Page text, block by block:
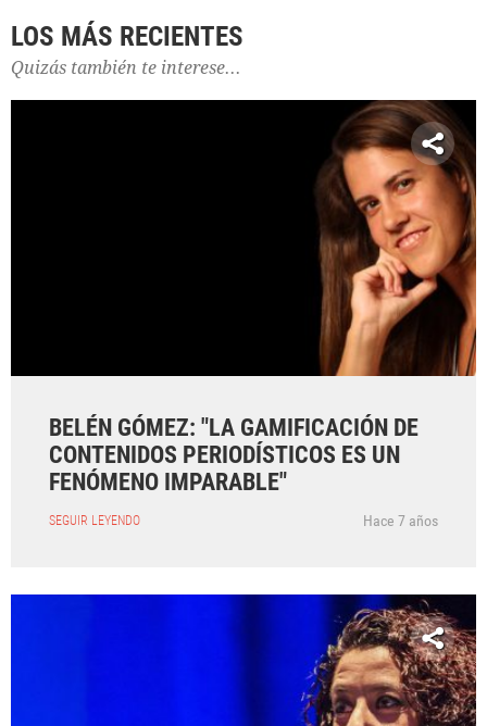
LOS MÁS RECIENTES
Quizás también te interese...
BELÉN GÓMEZ: "LA GAMIFICACIÓN DE
CONTENIDOS PERIODÍSTICOS ES UN
FENÓMENO IMPARABLE"
SEGUIR LEYENDO Hace 7 años